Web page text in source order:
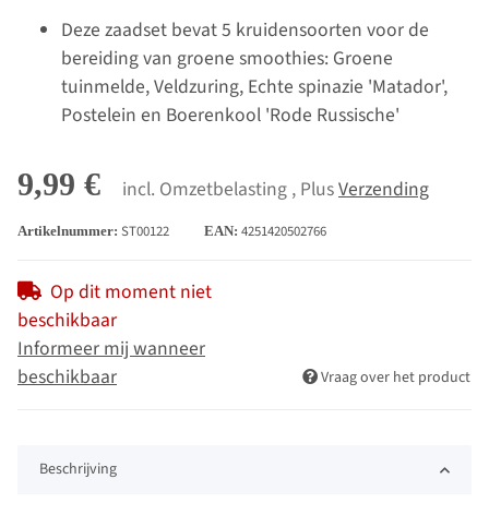
Deze zaadset bevat 5 kruidensoorten voor de
bereiding van groene smoothies: Groene
tuinmelde, Veldzuring, Echte spinazie 'Matador',
Postelein en Boerenkool 'Rode Russische'
9,99 € incl. Omzetbelasting , PlusVerzending
Artikelnummer: ST00122 EAN: 4251420502766
Op dit moment niet
beschikbaar
Informeer mij wanneer
beschikbaar
Vraag over het product
Beschrijving